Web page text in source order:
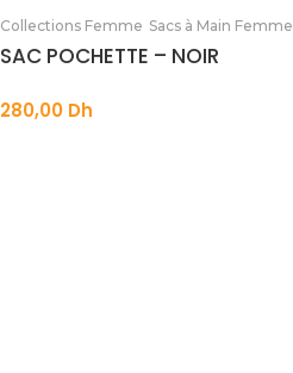
Ajouter au panier
Collections Femme Sacs à Main Femme
SAC POCHETTE – NOIR
280,00 Dh